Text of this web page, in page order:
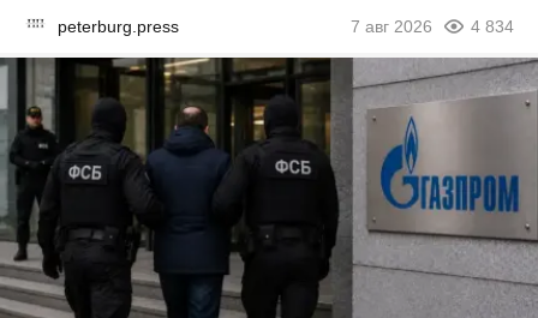
peterburg.press 7 авг 2026 4 834